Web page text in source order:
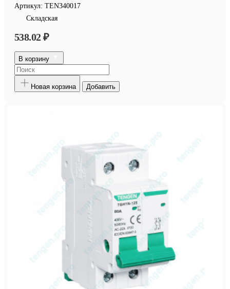
Артикул: TEN340017
Складская
538.02 ₽
В корзину
Новая корзина Добавить